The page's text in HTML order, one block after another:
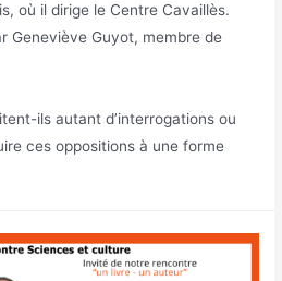
où il dirige le Centre Cavaillès.
Geneviève Guyot, membre de
ils autant d’interrogations ou
ces oppositions à une forme